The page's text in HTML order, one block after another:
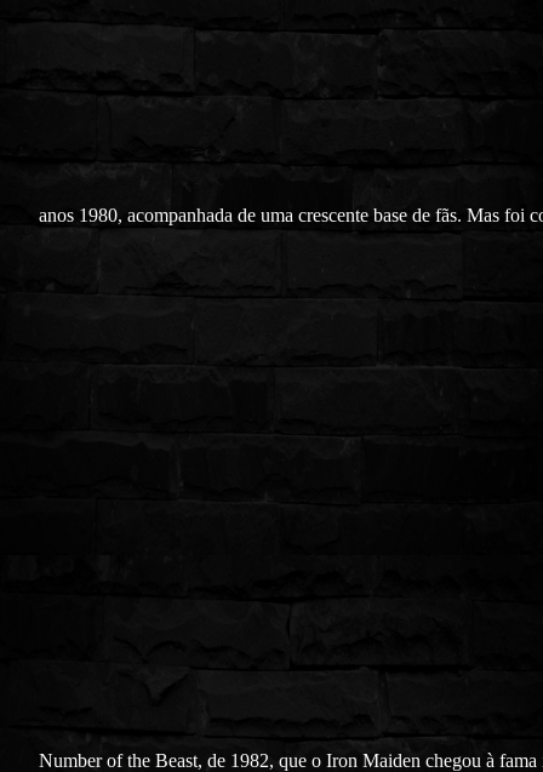
anos 1980, acompanhada de uma crescente base de fãs. Mas foi
Number of the Beast, de 1982, que o Iron Maiden chegou à fama